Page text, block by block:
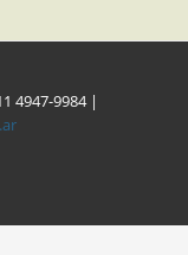
4947-9984 |